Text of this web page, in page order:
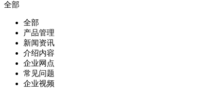
全部
全部
产品管理
新闻资讯
介绍内容
企业网点
常见问题
企业视频